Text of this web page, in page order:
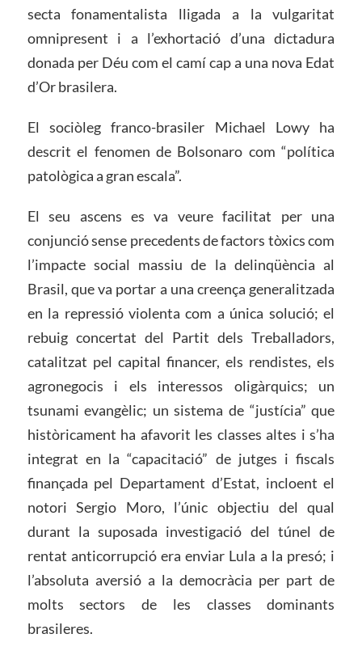
secta fonamentalista lligada a la vulgaritat
omnipresent i a l’exhortació d’una dictadura
donada per Déu com el camí cap a una nova Edat
d’Or brasilera.
El sociòleg franco-brasiler Michael Lowy ha
descrit el fenomen de Bolsonaro com “política
patològica a gran escala”.
El seu ascens es va veure facilitat per una
conjunció sense precedents de factors tòxics com
l’impacte social massiu de la delinqüència al
Brasil, que va portar a una creença generalitzada
en la repressió violenta com a única solució; el
rebuig concertat del Partit dels Treballadors,
catalitzat pel capital financer, els rendistes, els
agronegocis i els interessos oligàrquics; un
tsunami evangèlic; un sistema de “justícia” que
històricament ha afavorit les classes altes i s’ha
integrat en la “capacitació” de jutges i fiscals
finançada pel Departament d’Estat, incloent el
notori Sergio Moro, l’únic objectiu del qual
durant la suposada investigació del túnel de
rentat anticorrupció era enviar Lula a la presó; i
l’absoluta aversió a la democràcia per part de
molts sectors de les classes dominants
brasileres.